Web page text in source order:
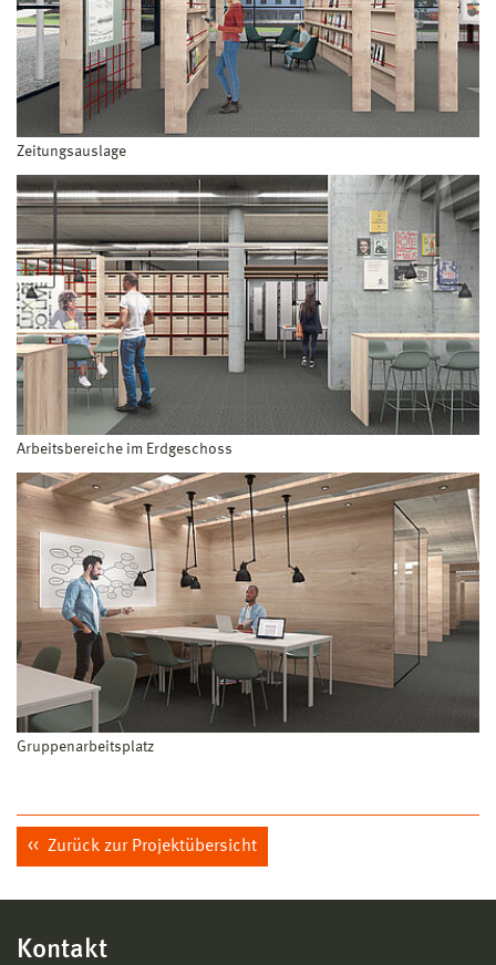
Zeitungsauslage
Arbeitsbereiche im Erdgeschoss
Gruppenarbeitsplatz
Zurück zur Projektübersicht
Kontakt